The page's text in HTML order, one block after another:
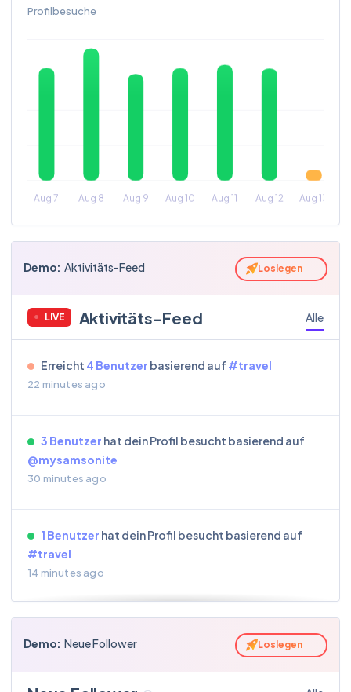
Profilbesuche
Demo: Aktivitäts-Feed Loslegen
LIVE Aktivitäts-Feed Alle
Erreicht 4 Benutzer basierend auf #travel
22 minutes ago
3 Benutzer hat dein Profil besucht basierend auf
@mysamsonite
30 minutes ago
1 Benutzer hat dein Profil besucht basierend auf
#travel
14 minutes ago
an hour ago
Demo: Neue Follower Loslegen